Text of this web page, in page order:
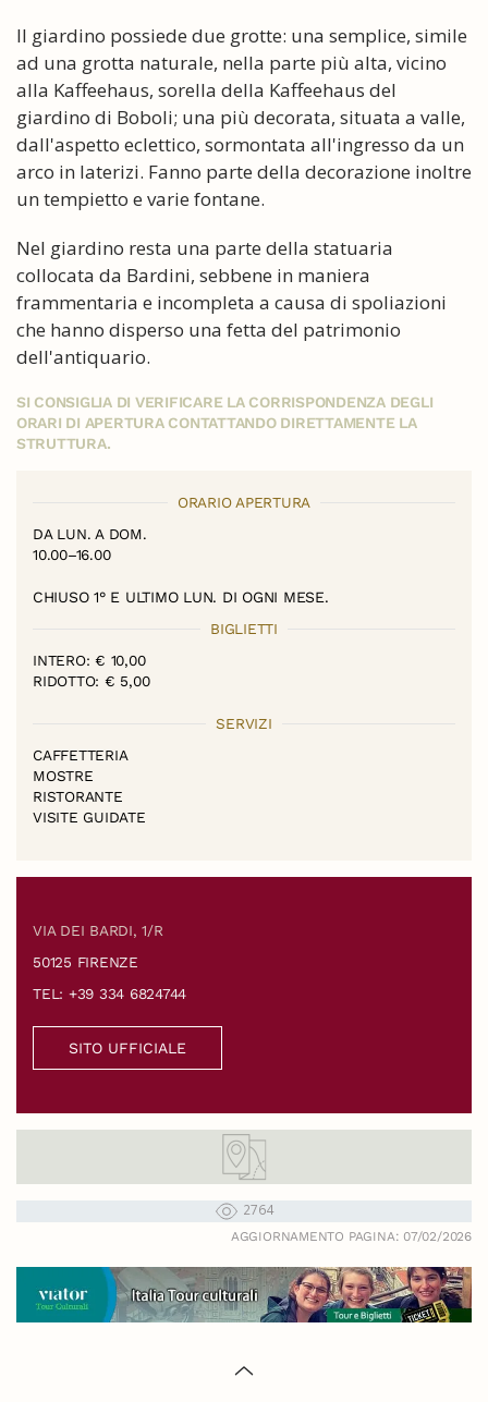
Il giardino possiede due grotte: una semplice, simile
ad una grotta naturale, nella parte più alta, vicino
alla Kaffeehaus, sorella della Kaffeehaus del
giardino di Boboli; una più decorata, situata a valle,
dall'aspetto eclettico, sormontata all'ingresso da un
arco in laterizi. Fanno parte della decorazione inoltre
un tempietto e varie fontane.
Nel giardino resta una parte della statuaria
collocata da Bardini, sebbene in maniera
frammentaria e incompleta a causa di spoliazioni
che hanno disperso una fetta del patrimonio
dell'antiquario.
SI CONSIGLIA DI VERIFICARE LA CORRISPONDENZA DEGLI
ORARI DI APERTURA CONTATTANDO DIRETTAMENTE LA
STRUTTURA.
ORARIO APERTURA
DA LUN. A DOM.
10.00–16.00
CHIUSO 1° E ULTIMO LUN. DI OGNI MESE.
BIGLIETTI
INTERO: € 10,00
RIDOTTO: € 5,00
SERVIZI
CAFFETTERIA
MOSTRE
RISTORANTE
VISITE GUIDATE
VIA DEI BARDI, 1/R
50125 FIRENZE
TEL: +39 334 6824744
SITO UFFICIALE
2764
AGGIORNAMENTO PAGINA: 07/02/2026